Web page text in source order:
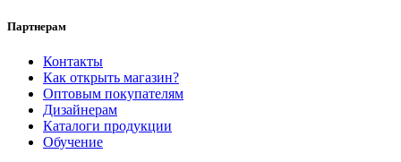
Партнерам
Контакты
Как открыть магазин?
Оптовым покупателям
Дизайнерам
Каталоги продукции
Обучение